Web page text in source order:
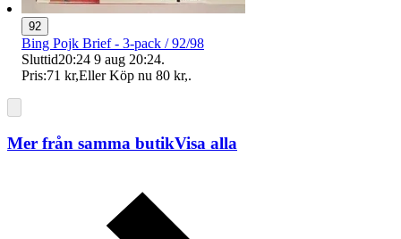
92
Bing Pojk Brief - 3-pack / 92/98
Sluttid20:24 9 aug 20:24.
Pris:71 kr,Eller Köp nu 80 kr,.
Mer från samma butikVisa alla